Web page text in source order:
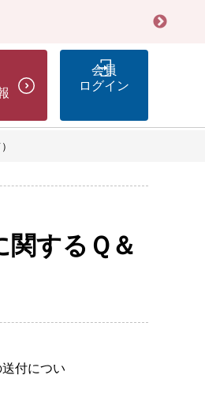
会員
ログイン
関するＱ＆
付につい